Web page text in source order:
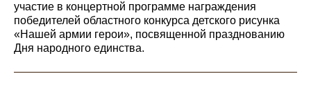
участие в концертной программе награждения
победителей областного конкурса детского рисунка
«Нашей армии герои», посвященной празднованию
Дня народного единства.